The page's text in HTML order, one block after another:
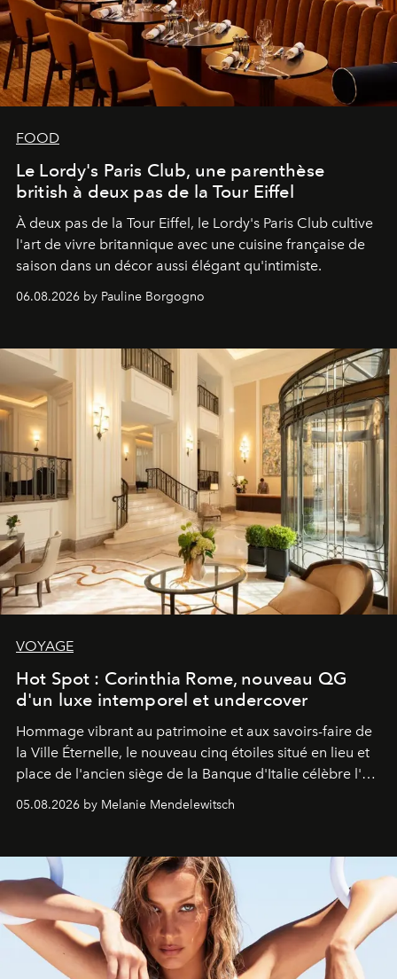
FOOD
Le Lordy's Paris Club, une parenthèse
british à deux pas de la Tour Eiffel
À deux pas de la Tour Eiffel, le Lordy's Paris Club cultive
l'art de vivre britannique avec une cuisine française de
saison dans un décor aussi élégant qu'intimiste.
06.08.2026 by Pauline Borgogno
VOYAGE
Hot Spot : Corinthia Rome, nouveau QG
d'un luxe intemporel et undercover
Hommage vibrant au patrimoine et aux savoirs-faire de
la Ville Éternelle, le nouveau cinq étoiles situé en lieu et
place de l'ancien siège de la Banque d'Italie célèbre l'art
de vivre Romain dans toute son élégance intemporelle.
05.08.2026 by Melanie Mendelewitsch